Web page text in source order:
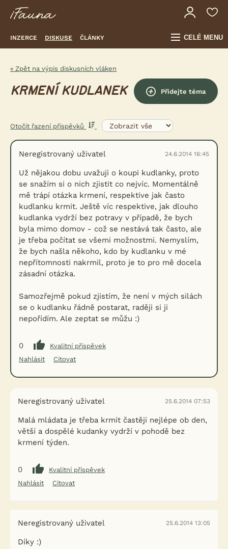
INZERCE DISKUSE ČLÁNKY CELÉ MENU
« Zpět na výpis diskusních vláken
KRMENÍ KUDLANEK Přidejte téma
Otočit řazení příspěvků
Neregistrovaný uživatel 24.6.2014 16:45
Už nějakou dobu uvažuji o koupi kudlanky, proto
se snažím si o nich zjistit co nejvíc. Momentálně
mě trápí otázka krmení, respektive jak často
kudlanku krmit. Ještě víc respektive, jak dlouho
kudlanka vydrží bez potravy v případě, že bych
byla mimo domov - což se nestává tak často, ale
je třeba počítat se všemi možnostmi. Nemyslím,
že bych našla někoho, kdo by kudlanku v mé
nepřítomnosti nakrmil, proto je to pro mě docela
zásadní otázka.
Samozřejmě pokud zjistím, že není v mých silách
se o kudlanku řádně postarat, raději si ji
nepořídím. Ale zeptat se můžu :)
0
Kvalitní příspěvek
Nahlásit
Citovat
Neregistrovaný uživatel 25.6.2014 07:53
Malá mládata je třeba krmit častěji nejlépe ob den,
větší a dospělé kudanky vydrží v pohodě bez
krmení týden.
0
Kvalitní příspěvek
Nahlásit
Citovat
Neregistrovaný uživatel 25.6.2014 13:05
Díky :)